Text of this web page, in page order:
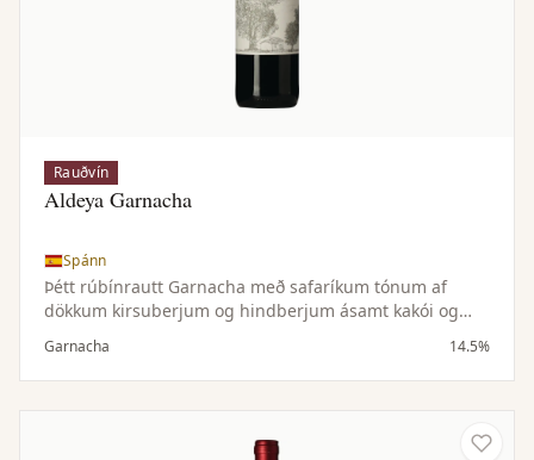
Rauðvín
Aldeya Garnacha
Spánn
Þétt rúbínrautt Garnacha með safaríkum tónum af
dökkum kirsuberjum og hindberjum ásamt kakói og
vanillu. Meðalfyllt til þétt, ávaxtaríkt og bragðmikið.
Garnacha 14.5%